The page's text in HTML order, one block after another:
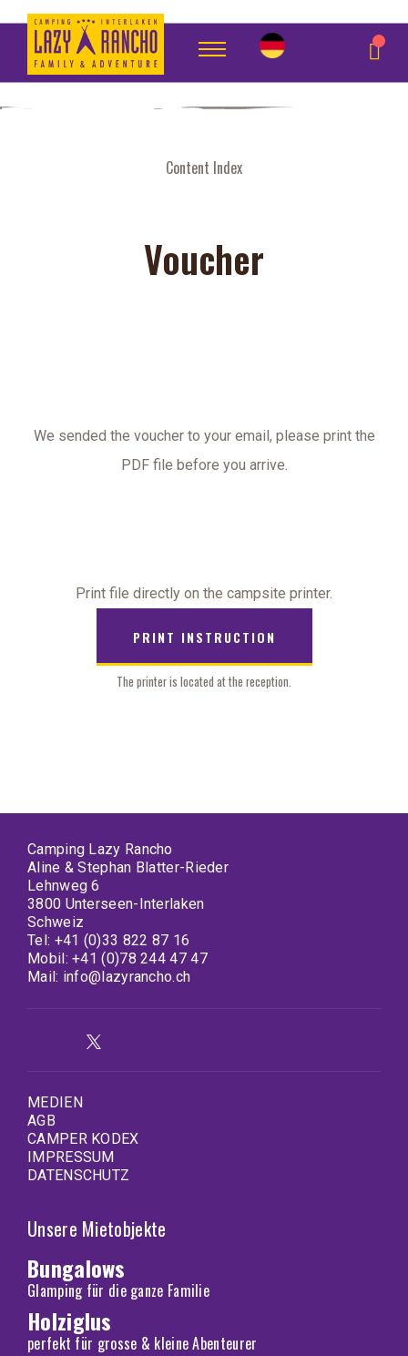
Indexseite
Content Index
Voucher
We sended the voucher to your email, please print the
PDF file before you arrive.
Print file directly on the campsite printer.
PRINT INSTRUCTION
The printer is located at the reception.
Camping Lazy Rancho
Aline & Stephan Blatter-Rieder
Lehnweg 6
3800 Unterseen-Interlaken
Schweiz
Tel: +41 (0)33 822 87 16
Mobil:+41 (0)78 244 47 47
Mail: info@lazyrancho.ch
MEDIEN
AGB
CAMPER KODEX
IMPRESSUM
DATENSCHUTZ
Unsere Mietobjekte
Bungalows
Glamping für die ganze Familie
Holziglus
perfekt für grosse & kleine Abenteurer